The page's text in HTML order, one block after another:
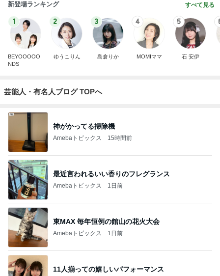
新登場ランキング すべて見る
1
BEYOOOOO
NDS
2
ゆうこりん
3
島倉りか
4
MOMIママ
5
石 安伊
芸能人・有名人ブログ TOPへ
神がかってる掃除機
Amebaトピックス 15時間前
最近言われるいい香りのフレグランス
Amebaトピックス 1日前
東MAX 毎年恒例の館山の花火大会
Amebaトピックス 1日前
11人揃っての嬉しいパフォーマンス